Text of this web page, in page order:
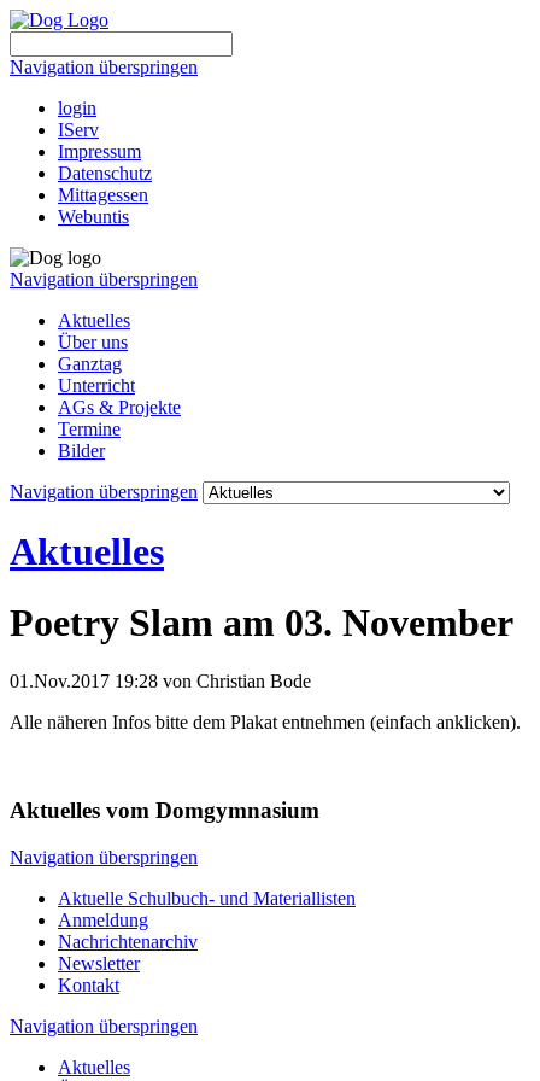
Navigation überspringen
login
IServ
Impressum
Datenschutz
Mittagessen
Webuntis
Navigation überspringen
Aktuelles
Über uns
Ganztag
Unterricht
AGs & Projekte
Termine
Bilder
Navigation überspringen
Aktuelles
Poetry Slam am 03. November
01.Nov.2017 19:28 von Christian Bode
Alle näheren Infos bitte dem Plakat entnehmen (einfach anklicken).
Aktuelles vom Domgymnasium
Navigation überspringen
Aktuelle Schulbuch- und Materiallisten
Anmeldung
Nachrichtenarchiv
Newsletter
Kontakt
Navigation überspringen
Aktuelles